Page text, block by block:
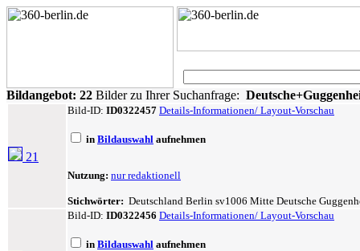
Bildangebot: 22 Bilder zu Ihrer Suchanfrage:
21
Bild-ID: ID0322457 Details-Informationen/ Layout-Vorschau
in Bildauswahl aufnehmen
Nutzung: nur redaktionell
Stichwörter: Deutschland Berlin sv1006 Mitte Deutsche
Bild-ID: ID0322456 Details-Informationen/ Layout-Vorschau
in Bildauswahl aufnehmen